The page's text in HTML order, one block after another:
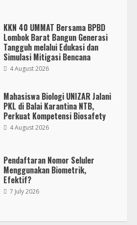
KKN 40 UMMAT Bersama BPBD
Lombok Barat Bangun Generasi
Tangguh melalui Edukasi dan
Simulasi Mitigasi Bencana
4 August 2026
Mahasiswa Biologi UNIZAR Jalani
PKL di Balai Karantina NTB,
Perkuat Kompetensi Biosafety
4 August 2026
Pendaftaran Nomor Seluler
Menggunakan Biometrik,
Efektif?
7 July 2026